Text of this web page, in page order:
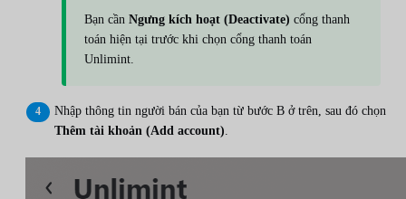
Bạn cần Ngưng kích hoạt (Deactivate) cổng thanh
toán hiện tại trước khi chọn cổng thanh toán
Unlimint.
Nhập thông tin người bán của bạn từ bước B ở trên, sau đó chọn
Thêm tài khoản (Add account).